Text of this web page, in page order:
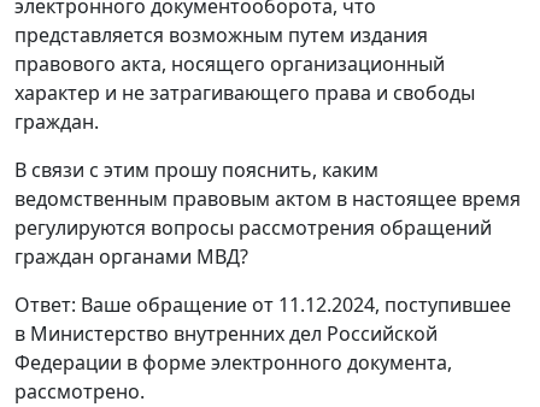
электронного документооборота, что
представляется возможным путем издания
правового акта, носящего организационный
характер и не затрагивающего права и свободы
граждан.
В связи с этим прошу пояснить, каким
ведомственным правовым актом в настоящее время
регулируются вопросы рассмотрения обращений
граждан органами МВД?
Ответ: Ваше обращение от 11.12.2024, поступившее
в Министерство внутренних дел Российской
Федерации в форме электронного документа,
рассмотрено.